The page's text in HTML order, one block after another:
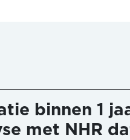
binnen 1
met NHR